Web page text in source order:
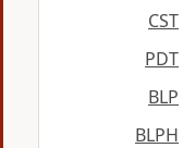
CST
PDT
BLP
BLPH